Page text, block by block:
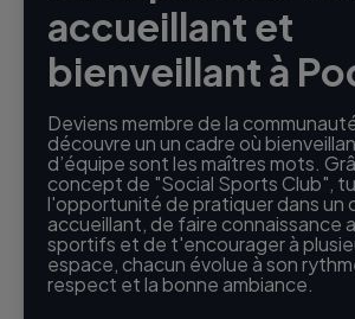
accueillant et
bienveillant à
Deviens membre de la
découvre un un cadre où
d’équipe sont les maîtres mots.
concept de "Social Sports Club",
l'opportunité de pratiquer dans un
accueillant, de faire connaissance
sportifs et de t'encourager à
espace, chacun évolue à son
respect et la bonne ambiance.